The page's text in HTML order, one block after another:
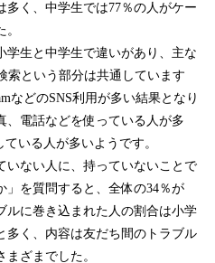
く、中学生では77％の人がケー
学生と中学生で違いがあり、主な
索という部分は共通しています
などのSNS利用が多い結果となり
、電話などを使っている人が多
いる人が多いようです。
いない人に、持っていないことで
」を質問すると、全体の34％が
ルに巻き込まれた人の割合は小学
多く、内容は友だち間のトラブル
ざまでした。